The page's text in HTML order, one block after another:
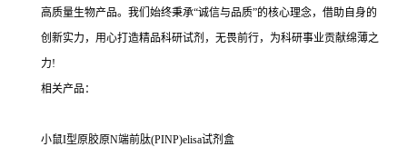
高质量生物产品。我们始终秉承“诚信与品质”的核心理念，借助自身的
创新实力，用心打造精品科研试剂，无畏前行，为科研事业贡献绵薄之
力!
相关产品：
小鼠I型原胶原N端前肽(PINP)elisa试剂盒